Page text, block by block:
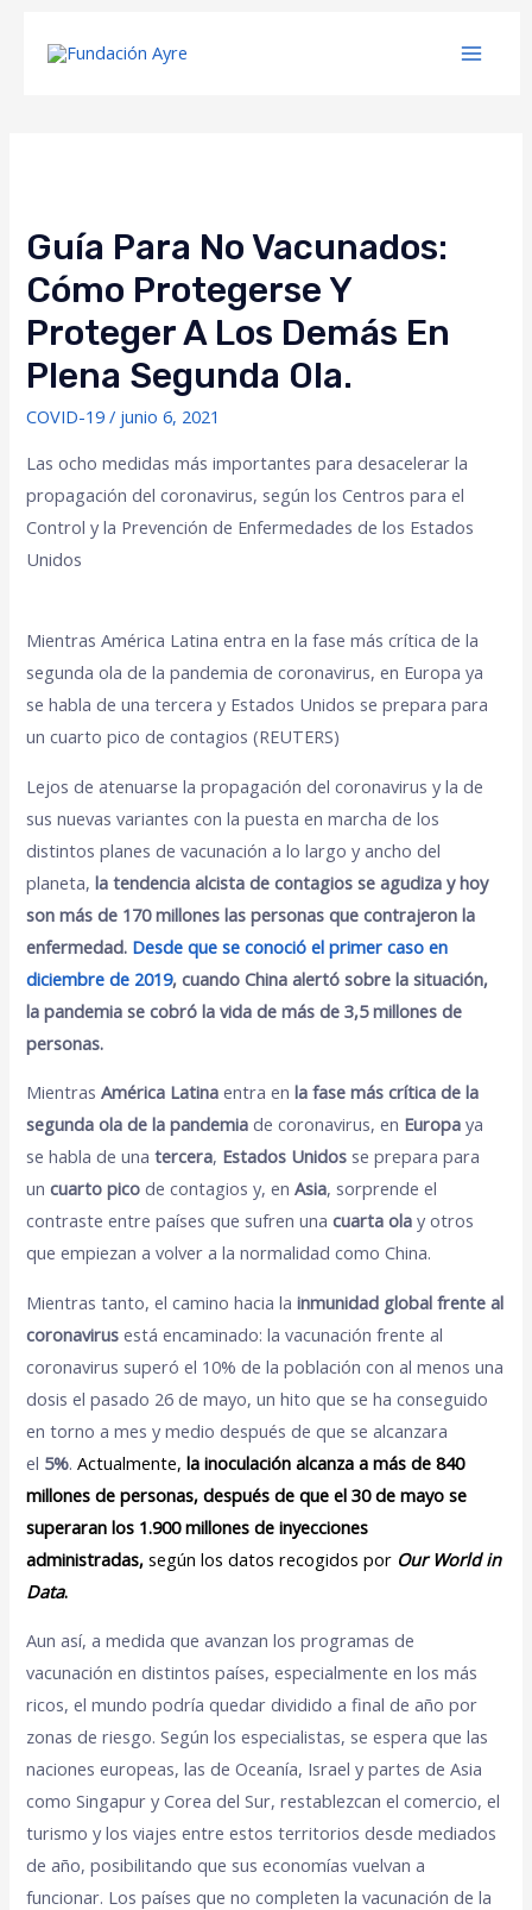
Guía Para No Vacunados:
Cómo Protegerse Y
Proteger A Los Demás En
Plena Segunda Ola.
COVID-19 / junio 6, 2021
Las ocho medidas más importantes para desacelerar la
propagación del coronavirus, según los Centros para el
Control y la Prevención de Enfermedades de los Estados
Unidos
Mientras América Latina entra en la fase más crítica de la
segunda ola de la pandemia de coronavirus, en Europa ya
se habla de una tercera y Estados Unidos se prepara para
un cuarto pico de contagios (REUTERS)
Lejos de atenuarse la propagación del coronavirus y la de
sus nuevas variantes con la puesta en marcha de los
distintos planes de vacunación a lo largo y ancho del
planeta,la tendencia alcista de contagios se agudiza y hoy
son más de 170 millones las personas que contrajeron la
enfermedad. Desde que se conoció el primer caso en
diciembre de 2019, cuando China alertó sobre la situación,
la pandemia se cobró la vida de más de 3,5 millones de
personas.
MientrasAmérica Latina entra en la fase más crítica de la
segunda ola de la pandemia de coronavirus, en Europa ya
se habla de unatercera, Estados Unidos se prepara para
uncuarto pico de contagios y, enAsia, sorprende el
contraste entre países que sufren unacuarta olay otros
que empiezan a volver a la normalidad como China.
Mientras tanto, el camino hacia lainmunidad global frente al
coronavirus está encaminado: la vacunación frente al
coronavirus superó el 10% de la población con al menos una
dosis el pasado 26 de mayo, un hito que se ha conseguido
en torno a mes y medio después de que se alcanzara
el 5%.Actualmente,la inoculación alcanza a más de 840
millones de personas, después de que el 30 de mayo se
superaran los 1.900 millones de inyecciones
administradas,según los datos recogidos por Our World in
Data.
Aun así, a medida que avanzan los programas de
vacunación en distintos países, especialmente en los más
ricos, el mundo podría quedar dividido a final de año por
zonas de riesgo. Según los especialistas, se espera que las
naciones europeas, las de Oceanía, Israel y partes de Asia
como Singapur y Corea del Sur, restablezcan el comercio, el
turismo y los viajes entre estos territorios desde mediados
de año, posibilitando que sus economías vuelvan a
funcionar. Los países que no completen la vacunación de la